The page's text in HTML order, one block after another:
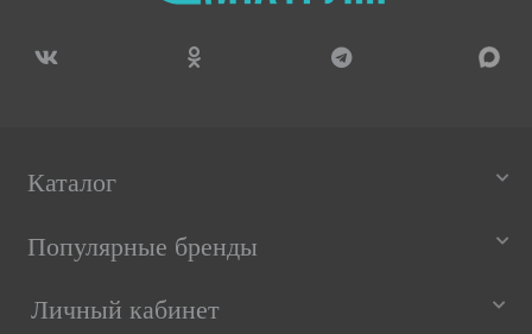
Каталог
Популярные бренды
Личный кабинет